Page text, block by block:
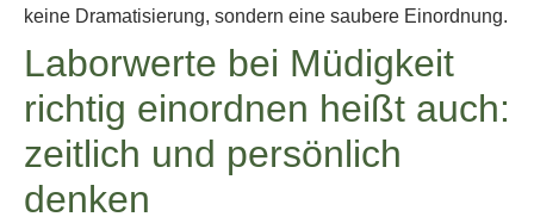
keine Dramatisierung, sondern eine saubere Einordnung.
Laborwerte bei Müdigkeit
richtig einordnen heißt auch:
zeitlich und persönlich
denken